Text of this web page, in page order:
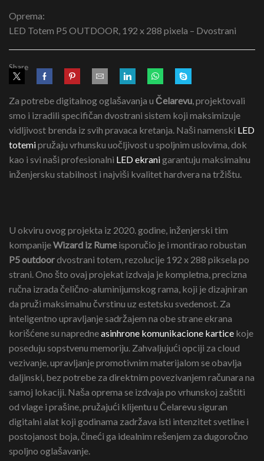
Oprema:
LED Totem P5 OUTDOOR, 192 x 288 pixela – Dvostrani
Share
Za potrebe digitalnog oglašavanja u Čelarevu, projektovali
smo i izradili specifičan dvostrani sistem koji maksimizuje
vidljivost brenda iz svih pravaca kretanja. Naši namenski LED
totemipružaju vrhunsku uočljivost u spoljnim uslovima, dok
kao i svi naši profesionalni LED ekranigarantuju maksimalnu
inženjersku stabilnost i najviši kvalitet hardvera na tržištu.
U okviru ovog projekta iz 2020. godine, inženjerski tim
kompanijeWizard iz Rumeisporučio je i montirao robustan
P5 outdoordvostrani totem, rezolucije 192 x 288 piksela po
strani. Ono što ovaj projekat izdvaja je kompletna, precizna
ručna izrada čelično-aluminijumskog rama, koji je dizajniran
da pruži maksimalnu čvrstinu uz estetsku svedenost. Za
inteligentno upravljanje sadržajem na obe strane ekrana
korišćene su napredneasinhrone komunikacione kartice koje
poseduju sopstvenu memoriju. Zahvaljujući opciji za cloud
vezivanje, upravljanje promotivnim materijalom se obavlja
daljinski, bez potrebe za direktnim povezivanjem računara na
samoj lokaciji. Naša oprema se izdvaja po vrhunskoj zaštiti
od vlage i prašine, pružajući klijentu u Čelarevu siguran
digitalni alat koji godinama zadržava isti intenzitet svetline i
postojanost boja, čineći ga idealnim rešenjem za dugoročno
spoljno oglašavanje.